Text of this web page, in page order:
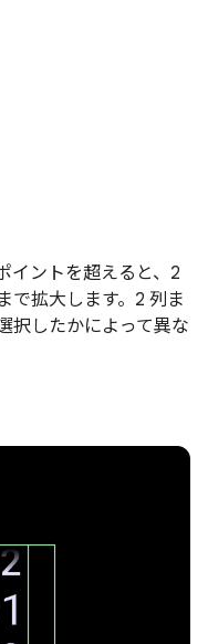
イントを超えると、2
で拡大します。2 列ま
択したかによって異な